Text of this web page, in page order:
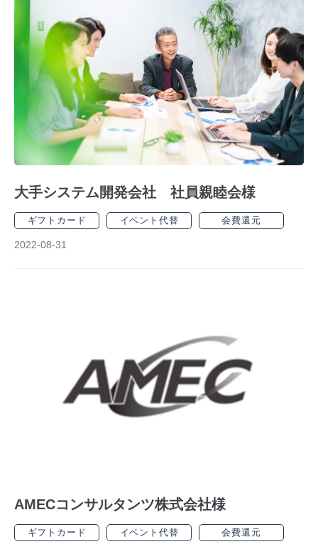
大手システム開発会社 社員親睦会様
ギフトカード イベント代替 会費還元
2022-08-31
AMECコンサルタンツ株式会社様
ギフトカード イベント代替 会費還元